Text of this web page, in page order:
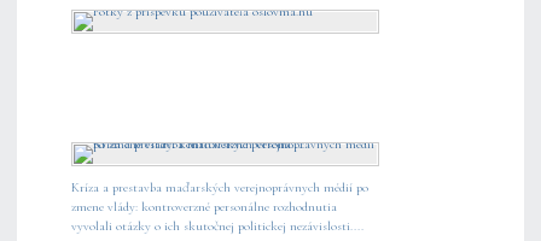
Kríza a prestavba maďarských verejnoprávnych médií po
zmene vlády: kontroverzné personálne rozhodnutia
vyvolali otázky o ich skutočnej politickej nezávislosti....